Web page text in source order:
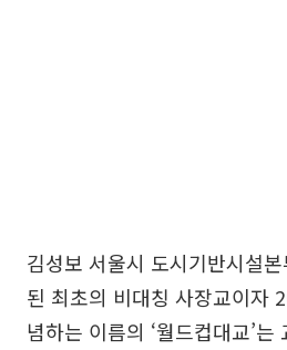
김성보 서울시 도시기반시설
된 최초의 비대칭 사장교이자
념하는 이름의 ‘월드컵대교’